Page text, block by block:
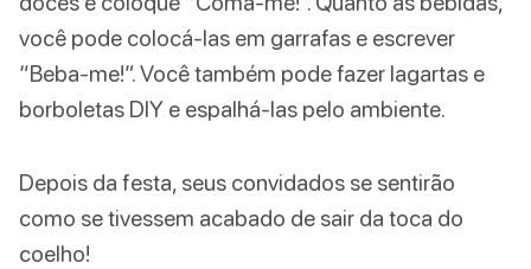
você pode colocá-las em garrafas e escrever
“Beba-me!”. Você também pode fazer lagartas e
borboletas DIY e espalhá-las pelo ambiente.
Depois da festa, seus convidados se sentirão
como se tivessem acabado de sair da toca do
coelho!